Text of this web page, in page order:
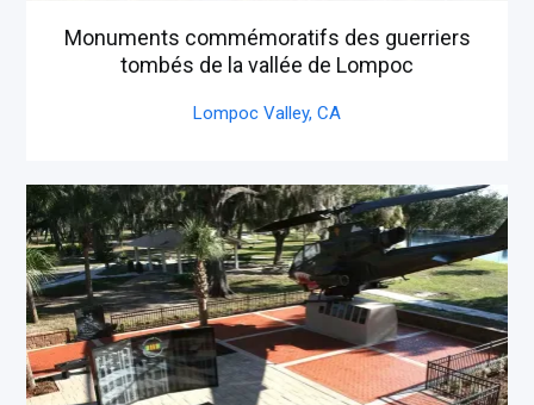
Monuments commémoratifs des guerriers
tombés de la vallée de Lompoc
Lompoc Valley, CA